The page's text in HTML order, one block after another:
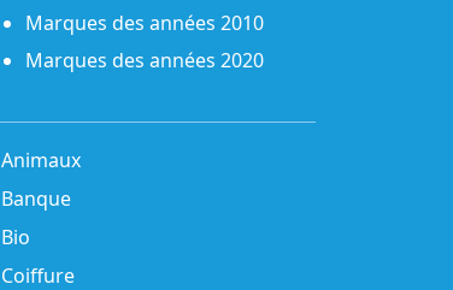
Marques des années 2010
Marques des années 2020
Animaux
Banque
Bio
Coiffure